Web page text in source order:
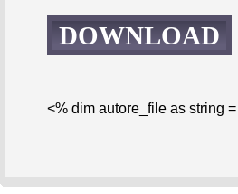
DOWNLOAD
<% dim autore_file as string